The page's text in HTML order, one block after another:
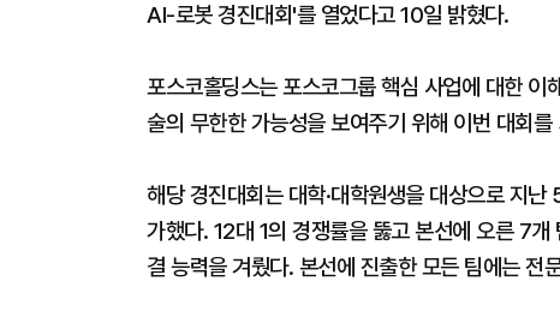
AI-로봇 경진대회'를 열었다고 10일 밝혔다.
포스코홀딩스는 포스코그룹 핵심 사업에 대한 이
술의 무한한 가능성을 보여주기 위해 이번 대회를
해당 경진대회는 대학·대학원생을 대상으로 지
가했다. 12대 1의 경쟁률을 뚫고 본선에 오른 7
결 능력을 겨뤘다. 본선에 진출한 모든 팀에는 전